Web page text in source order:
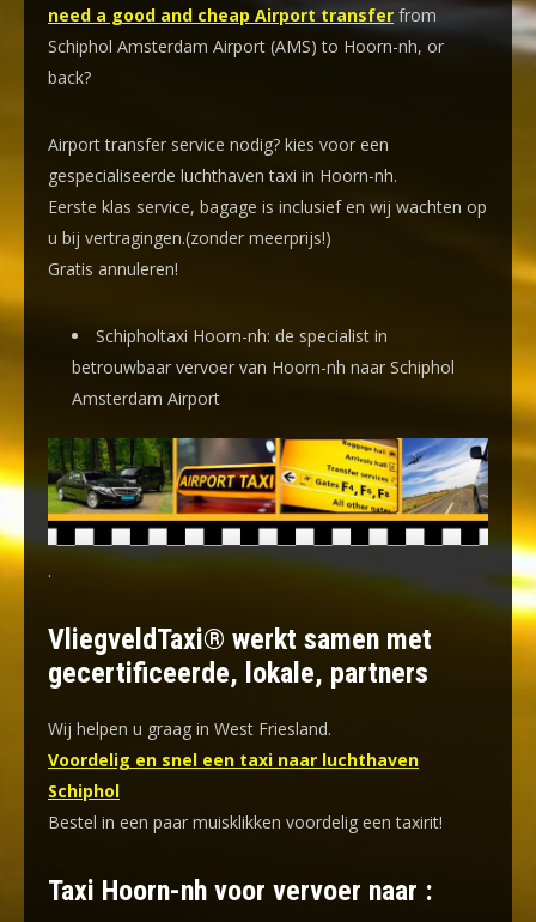
need a good and cheap Airport transfer from
Schiphol Amsterdam Airport (AMS) to Hoorn-nh, or
back?
Airport transfer service nodig? kies voor een
gespecialiseerde luchthaven taxi in Hoorn-nh.
Eerste klas service, bagage is inclusief en wij wachten op
u bij vertragingen.(zonder meerprijs!)
Gratis annuleren!
Schipholtaxi Hoorn-nh: de specialist in
betrouwbaar vervoer van Hoorn-nh naar Schiphol
Amsterdam Airport
.
VliegveldTaxi® werkt samen met
gecertificeerde, lokale, partners
Wij helpen u graag in West Friesland.
Voordelig en snel een taxi naar luchthaven
Schiphol
Bestel in een paar muisklikken voordelig een taxirit!
Taxi Hoorn-nh voor vervoer naar :